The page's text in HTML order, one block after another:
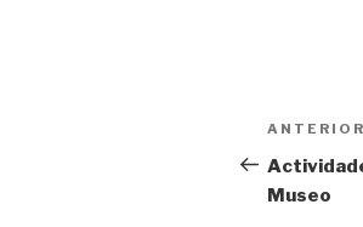
de
Entrada
anterior:
ANTERIOR
Museo